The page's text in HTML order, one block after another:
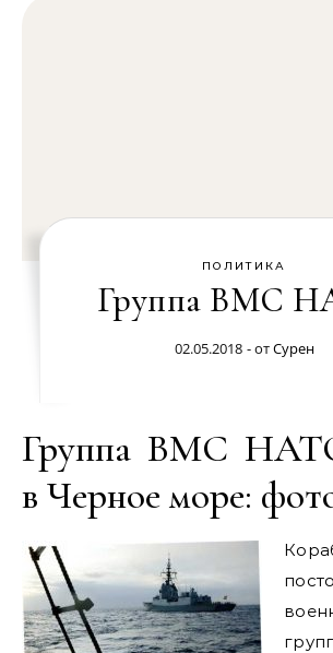
ПОЛИТИКА
Группа ВМС
02.05.2018 - отСурен
Группа ВМС
в Черное море: